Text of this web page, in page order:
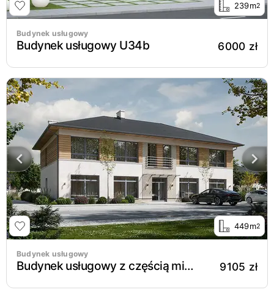
239m2
Budynek usługowy
Budynek usługowy U34b 6000 zł
449m2
Budynek usługowy
Budynek usługowy z częścią mieszkalną U35 9105 zł